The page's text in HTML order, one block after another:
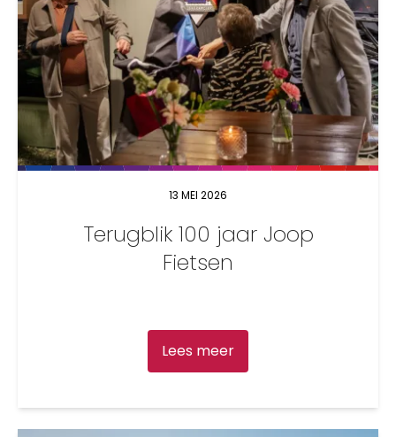
13 MEI 2026
Terugblik 100 jaar Joop
Fietsen
Lees meer